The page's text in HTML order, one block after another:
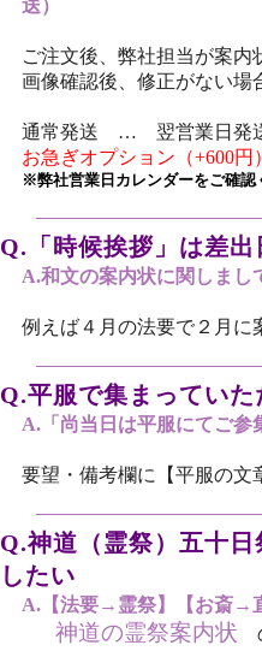
送）
ご注文後、弊社担当が案
画像確認後、修正がない場
通常発送 … 翌営業日発
お急ぎオプション（+600
※弊社営業日カレンダーをご確認
Q.「時候挨拶」は差
A.和文の案内状に関しまし
例えば４月の法要で２月に
Q.平服で集まっていた
A.「尚当日は平服にてご参
要望・備考欄に【平服の文
Q.神道（霊祭）五十
したい
A.【法要→霊祭】【お斎→
神道の霊祭案内状